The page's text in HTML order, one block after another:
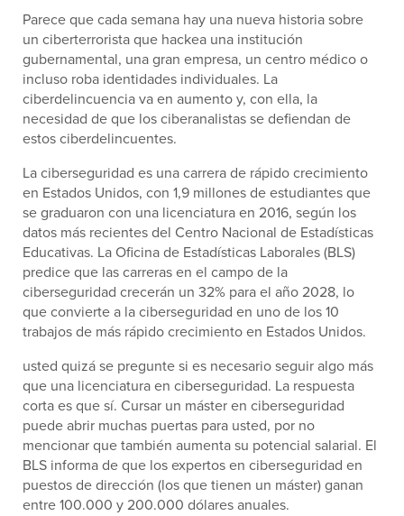
Parece que cada semana hay una nueva historia sobre
un ciberterrorista que hackea una institución
gubernamental, una gran empresa, un centro médico o
incluso roba identidades individuales. La
ciberdelincuencia va en aumento y, con ella, la
necesidad de que los ciberanalistas se defiendan de
estos ciberdelincuentes.
La ciberseguridad es una carrera de rápido crecimiento
en Estados Unidos, con 1,9 millones de estudiantes que
se graduaron con una licenciatura en 2016, según los
datos más recientes del Centro Nacional de Estadísticas
Educativas. La Oficina de Estadísticas Laborales (BLS)
predice que las carreras en el campo de la
ciberseguridad crecerán un 32% para el año 2028, lo
que convierte a la ciberseguridad en uno de los 10
trabajos de más rápido crecimiento en Estados Unidos.
usted quizá se pregunte si es necesario seguir algo más
que una licenciatura en ciberseguridad. La respuesta
corta es que sí. Cursar un máster en ciberseguridad
puede abrir muchas puertas para usted, por no
mencionar que también aumenta su potencial salarial. El
BLS informa de que los expertos en ciberseguridad en
puestos de dirección (los que tienen un máster) ganan
entre 100.000 y 200.000 dólares anuales.